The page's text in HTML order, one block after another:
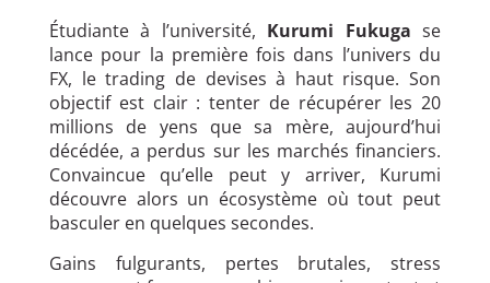
Étudiante à l’université, Kurumi Fukuga se
lance pour la première fois dans l’univers du
FX, le trading de devises à haut risque. Son
objectif est clair : tenter de récupérer les 20
millions de yens que sa mère, aujourd’hui
décédée, a perdus sur les marchés financiers.
Convaincue qu’elle peut y arriver, Kurumi
découvre alors un écosystème où tout peut
basculer en quelques secondes.
Gains fulgurants, pertes brutales, stress